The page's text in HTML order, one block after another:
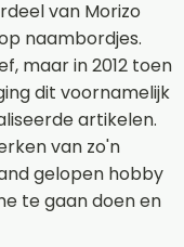
van Morizo
naambordjes.
maar in 2012 toen
dit voornamelijk
artikelen.
van zo'n
gelopen hobby
te gaan doen en